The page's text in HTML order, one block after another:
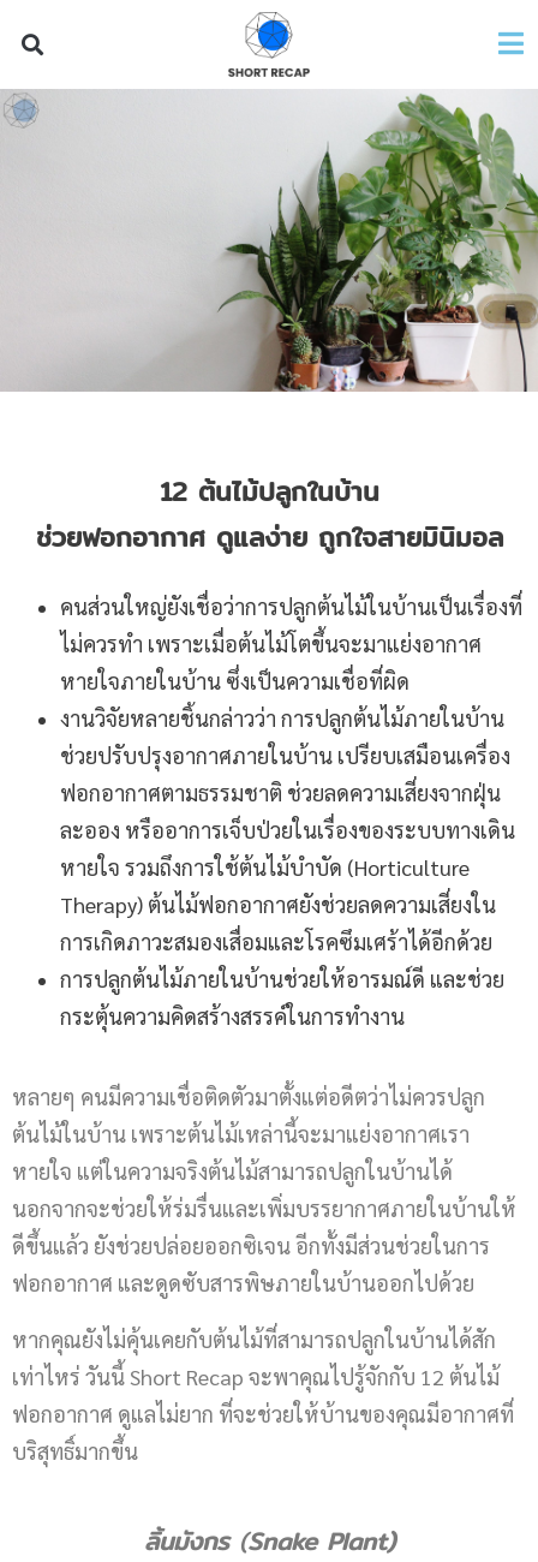
12 ต้นไม้ปลูกในบ้าน
ช่วยฟอกอากาศ ดูแลง่าย ถูกใจสายมินิมอล
คนส่วนใหญ่ยังเชื่อว่าการปลูกต้นไม้ในบ้านเป็นเรื่องที่
ไม่ควรทำ เพราะเมื่อต้นไม้โตขึ้นจะมาแย่งอากาศ
หายใจภายในบ้าน ซึ่งเป็นความเชื่อที่ผิด
งานวิจัยหลายชิ้นกล่าวว่า การปลูกต้นไม้ภายในบ้าน
ช่วยปรับปรุงอากาศภายในบ้าน เปรียบเสมือนเครื่อง
ฟอกอากาศตามธรรมชาติ ช่วยลดความเสี่ยงจากฝุ่น
ละออง หรืออาการเจ็บป่วยในเรื่องของระบบทางเดิน
หายใจ รวมถึงการใช้ต้นไม้บำบัด (Horticulture
Therapy) ต้นไม้ฟอกอากาศยังช่วยลดความเสี่ยงใน
การเกิดภาวะสมองเสื่อมและโรคซึมเศร้าได้อีกด้วย
การปลูกต้นไม้ภายในบ้านช่วยให้อารมณ์ดี และช่วย
กระตุ้นความคิดสร้างสรรค์ในการทำงาน
หลายๆ คนมีความเชื่อติดตัวมาตั้งแต่อดีตว่าไม่ควรปลูก
ต้นไม้ในบ้าน เพราะต้นไม้เหล่านี้จะมาแย่งอากาศเรา
หายใจ แต่ในความจริงต้นไม้สามารถปลูกในบ้านได้
นอกจากจะช่วยให้ร่มรื่นและเพิ่มบรรยากาศภายในบ้านให้
ดีขึ้นแล้ว ยังช่วยปล่อยออกซิเจน อีกทั้งมีส่วนช่วยในการ
ฟอกอากาศ และดูดซับสารพิษภายในบ้านออกไปด้วย
หากคุณยังไม่คุ้นเคยกับต้นไม้ที่สามารถปลูกในบ้านได้สัก
เท่าไหร่ วันนี้ Short Recap จะพาคุณไปรู้จักกับ 12 ต้นไม้
ฟอกอากาศ ดูแลไม่ยาก ที่จะช่วยให้บ้านของคุณมีอากาศที่
บริสุทธิ์มากขึ้น​
ลิ้นมังกร (Snake Plant)